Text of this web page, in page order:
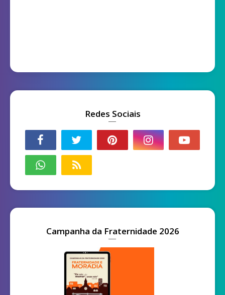
Redes Sociais
Campanha da Fraternidade 2026